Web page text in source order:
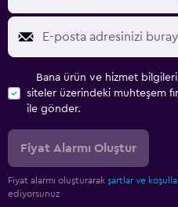
Bana ürün ve hizmet
siteler üzerindeki muhteşem
ile gönder.
Fiyat Alarmı Oluştur
Fiyat alarmı oluşturarak şartlar ve
ediyorsunuz